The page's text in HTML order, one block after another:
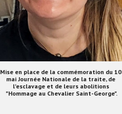
Mise en place de la commémoration du 10
mai Journée Nationale de la traite, de
l'esclavage et de leurs abolitions
"Hommage au Chevalier Saint-George".